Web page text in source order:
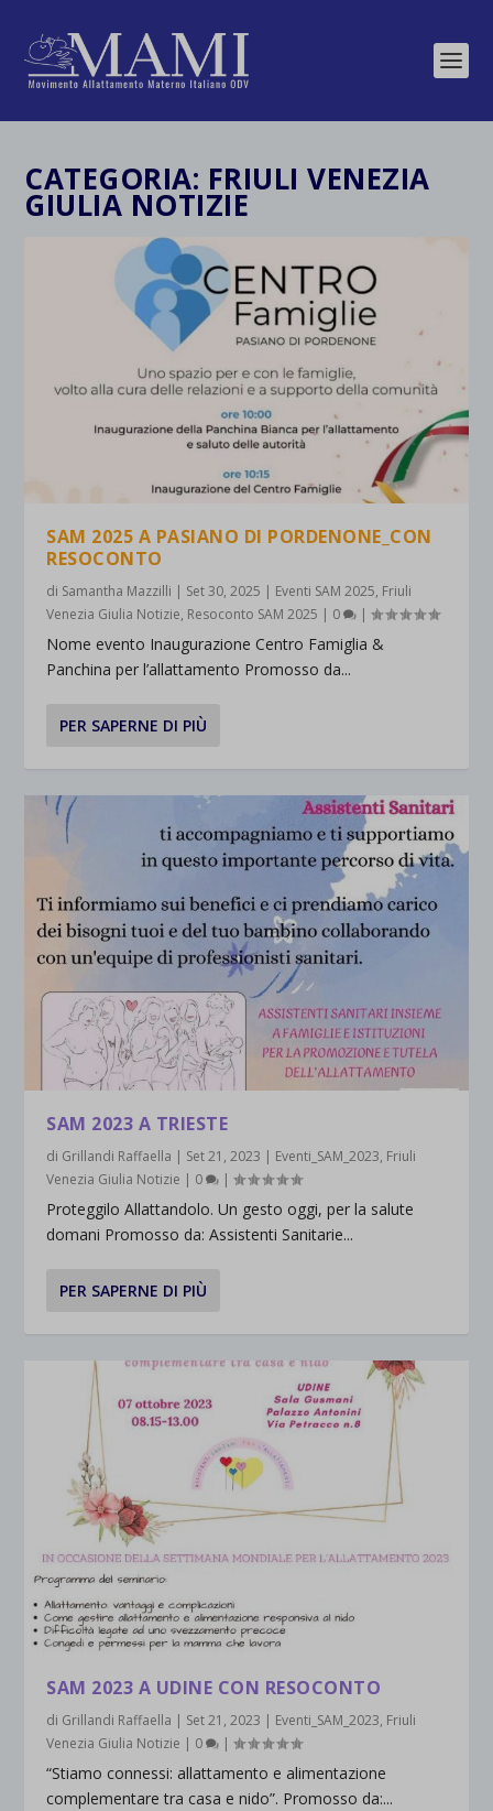
CATEGORIA: FRIULI VENEZIA
GIULIA NOTIZIE
SAM 2025 A PASIANO DI PORDENONE_CON
RESOCONTO
di Samantha Mazzilli | Set 30, 2025 | Eventi SAM 2025, Friuli
Venezia Giulia Notizie, Resoconto SAM 2025 | 0 |
Nome evento Inaugurazione Centro Famiglia &
Panchina per l’allattamento Promosso da...
PER SAPERNE DI PIÙ
SAM 2023 A TRIESTE
di Grillandi Raffaella | Set 21, 2023 | Eventi_SAM_2023, Friuli
Venezia Giulia Notizie | 0 |
Proteggilo Allattandolo. Un gesto oggi, per la salute
domani Promosso da: Assistenti Sanitarie...
PER SAPERNE DI PIÙ
SAM 2023 A UDINE CON RESOCONTO
di Grillandi Raffaella | Set 21, 2023 | Eventi_SAM_2023, Friuli
Venezia Giulia Notizie | 0 |
“Stiamo connessi: allattamento e alimentazione
complementare tra casa e nido”. Promosso da:...